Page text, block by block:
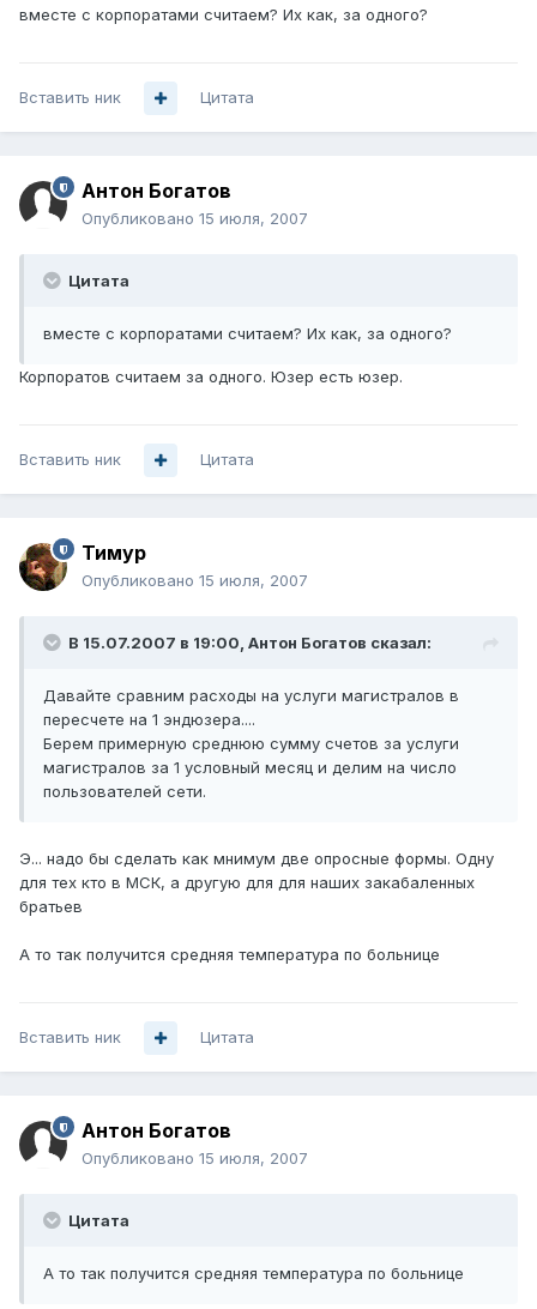
вместе с корпоратами считаем? Их как, за одного?
Вставить ник Цитата
Антон Богатов
Опубликовано 15 июля, 2007
Цитата
вместе с корпоратами считаем? Их как, за одного?
Корпоратов считаем за одного. Юзер есть юзер.
Вставить ник Цитата
Тимур
Опубликовано 15 июля, 2007
В 15.07.2007 в 19:00, Антон Богатов сказал:
Давайте сравним расходы на услуги магистралов в
пересчете на 1 эндюзера....
Берем примерную среднюю сумму счетов за услуги
магистралов за 1 условный месяц и делим на число
пользователей сети.
Э... надо бы сделать как мнимум две опросные формы. Одну
для тех кто в МСК, а другую для для наших закабаленных
братьев
А то так получится средняя температура по больнице
Вставить ник Цитата
Антон Богатов
Опубликовано 15 июля, 2007
Цитата
А то так получится средняя температура по больнице